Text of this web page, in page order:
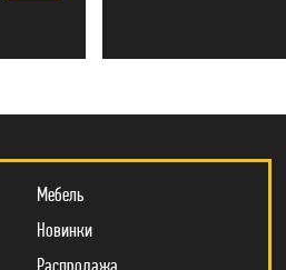
Мебель
Новинки